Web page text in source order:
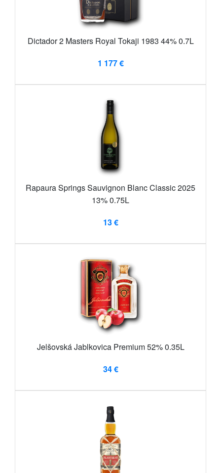
Dictador 2 Masters Royal Tokaji 1983 44% 0.7L
1 177 €
Rapaura Springs Sauvignon Blanc Classic 2025
13% 0.75L
13 €
Jelšovská Jablkovica Premium 52% 0.35L
34 €